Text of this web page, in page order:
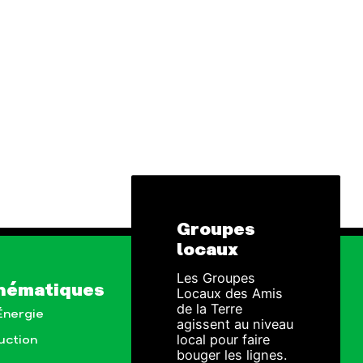
Groupes
locaux
Les Groupes
Locaux des Amis
de la Terre
agissent au niveau
local pour faire
bouger les lignes.